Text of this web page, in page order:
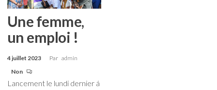
Une femme,
un emploi !
4 juillet 2023 Par admin
Non
Lancement le lundi dernier á